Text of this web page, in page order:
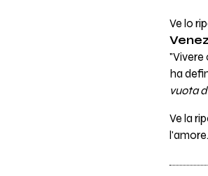
Ve lo
"Vi­vere
ha
vuota
Ve la
l'amore.